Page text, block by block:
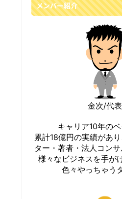
メンバー紹介
金次/代表
キャリア10年のベ
累計18億円の実績があ
ター・著者・法人コン
様々なビジネスを手が
色々やっちゃう